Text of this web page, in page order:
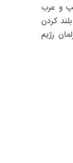
و عرب
کردن
رژیم